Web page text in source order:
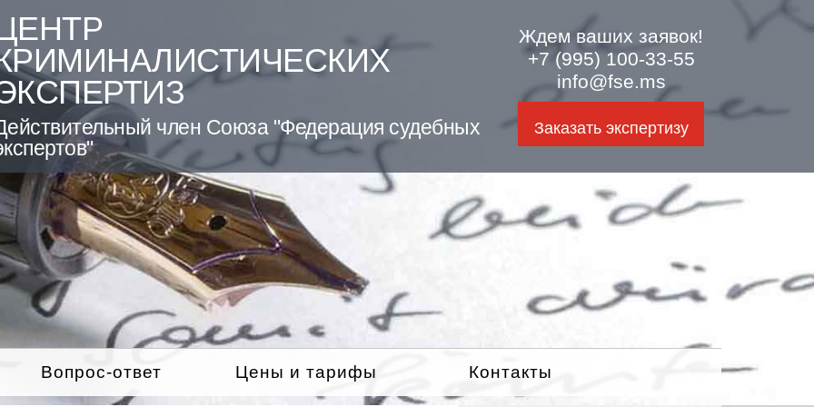
член Союза "Федерация судебных
Ждем ваших заявок!
+7 (995) 100-33-55
info@fse.ms
Заказать экспертизу
Вопрос-ответ Цены и тарифы Контакты